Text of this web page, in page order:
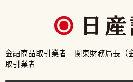
金融商品取引業者 関東財務局長（
取引業者